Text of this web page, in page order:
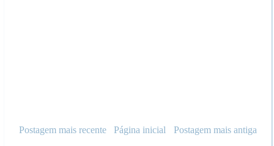
Postagem mais recente Postagem mais antiga
Página inicial